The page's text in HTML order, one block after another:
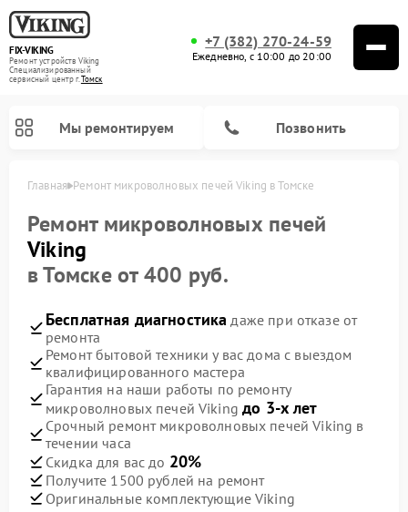
FIX-VIKING
Ремонт устройств Viking
Специализированный
cервисный центр г.Томск
+7 (382) 270-24-59
Ежедневно, с 10:00 до 20:00
Мы ремонтируем Позвонить
Главная Ремонт микроволновых печей Viking в Томске
Ремонт микроволновых печей
Viking
в Томске от 400 руб.
Бесплатная диагностика даже при отказе от
ремонта
Ремонт бытовой техники у вас дома с выездом
квалифицированного мастера
Гарантия на наши работы по ремонту
микроволновых печей Vikingдо 3-х лет
Срочный ремонт микроволновых печей Viking в
течении часа
Скидка для вас до 20%
Получите 1500 рублей на ремонт
Оригинальные комплектующие Viking